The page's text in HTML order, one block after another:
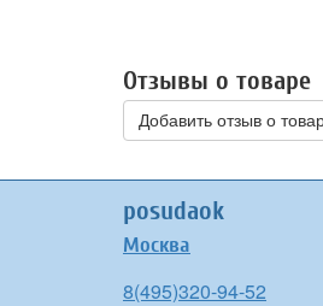
Отзывы о товаре
Добавить отзыв о
posudaok
Москва
8(495)320-94-52